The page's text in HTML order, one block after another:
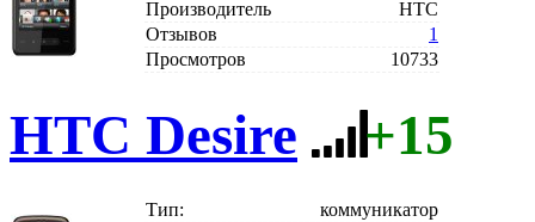
Производитель
HTC
Отзывов
1
Просмотров
10733
HTC Desire +15
Тип:
коммуникатор